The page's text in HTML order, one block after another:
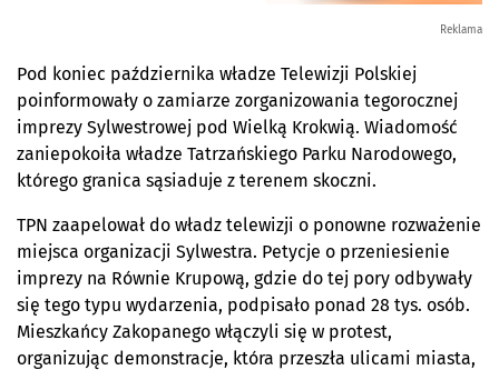
Reklama
Pod koniec października władze Telewizji Polskiej
poinformowały o zamiarze zorganizowania tegorocznej
imprezy Sylwestrowej pod Wielką Krokwią. Wiadomość
zaniepokoiła władze Tatrzańskiego Parku Narodowego,
którego granica sąsiaduje z terenem skoczni.
TPN zaapelował do władz telewizji o ponowne rozważenie
miejsca organizacji Sylwestra. Petycje o przeniesienie
imprezy na Równie Krupową, gdzie do tej pory odbywały
się tego typu wydarzenia, podpisało ponad 28 tys. osób.
Mieszkańcy Zakopanego włączyli się w protest,
organizując demonstracje, która przeszła ulicami miasta,